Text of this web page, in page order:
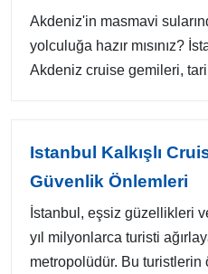
Akdeniz'in masmavi
yolculuğa hazır mısınız?
Akdeniz cruise gemileri,
Istanbul Kalkışlı
Güvenlik Önlemleri
İstanbul, eşsiz güzellikleri
yıl milyonlarca turisti
metropolüdür. Bu turistlerin